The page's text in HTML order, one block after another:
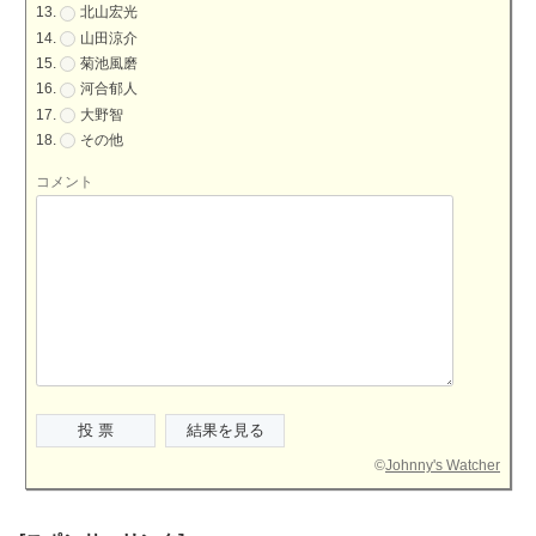
北山宏光
山田涼介
菊池風磨
河合郁人
大野智
その他
コメント
©Johnny's Watcher